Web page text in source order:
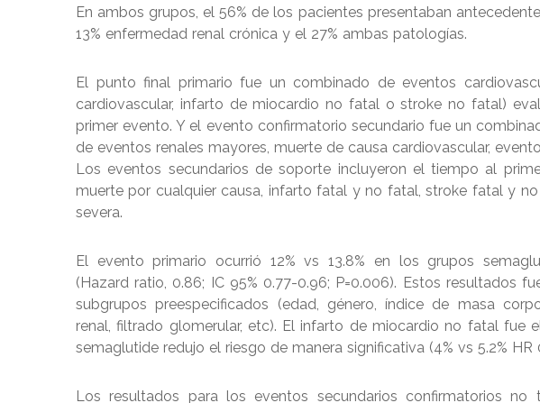
En ambos grupos, el 56% de los pacientes presentaban
13% enfermedad renal crónica y el 27% ambas patologías.
El punto final primario fue un combinado de eventos
cardiovascular, infarto de miocardio no fatal o stroke no fatal)
primer evento. Y el evento confirmatorio secundario fue un
de eventos renales mayores, muerte de causa cardiovascular,
Los eventos secundarios de soporte incluyeron el tiempo al
muerte por cualquier causa, infarto fatal y no fatal, stroke fatal y
severa.
El evento primario ocurrió 12% vs 13.8% en los grupos
(Hazard ratio, 0.86; IC 95% 0.77-0.96; P=0.006). Estos resultados
subgrupos preespecificados (edad, género, índice de masa
renal, filtrado glomerular, etc). El infarto de miocardio no fatal fue
semaglutide redujo el riesgo de manera significativa (4% vs 5.2% HR
Los resultados para los eventos secundarios confirmatorios no